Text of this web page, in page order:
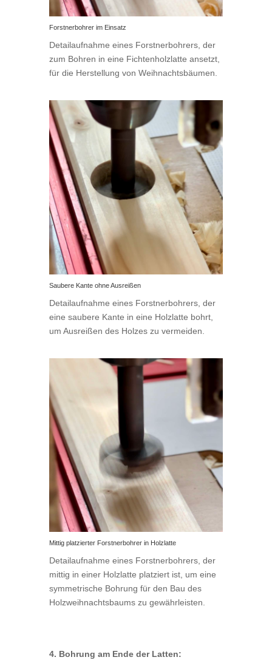
Forstnerbohrer im Einsatz
Detailaufnahme eines Forstnerbohrers, der
zum Bohren in eine Fichtenholzlatte ansetzt,
für die Herstellung von Weihnachtsbäumen.
Saubere Kante ohne Ausreißen
Detailaufnahme eines Forstnerbohrers, der
eine saubere Kante in eine Holzlatte bohrt,
um Ausreißen des Holzes zu vermeiden.
Mittig platzierter Forstnerbohrer in Holzlatte
Detailaufnahme eines Forstnerbohrers, der
mittig in einer Holzlatte platziert ist, um eine
symmetrische Bohrung für den Bau des
Holzweihnachtsbaums zu gewährleisten.
4. Bohrung am Ende der Latten: